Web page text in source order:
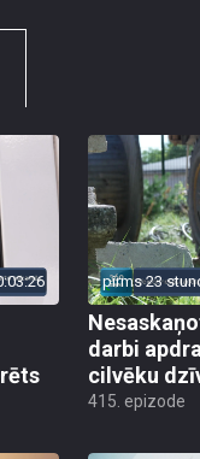
pirms 23
darbi
cilvēku
415. epizode